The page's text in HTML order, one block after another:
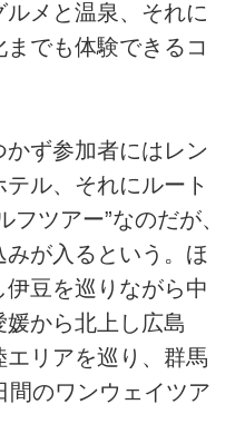
メと温泉、それに
でも体験できるコ
ず参加者にはレン
ル、それにルート
フツアー”なのだが、
が入るという。ほ
豆を巡りながら中
から北上し広島
リアを巡り、群馬
間のワンウェイツア